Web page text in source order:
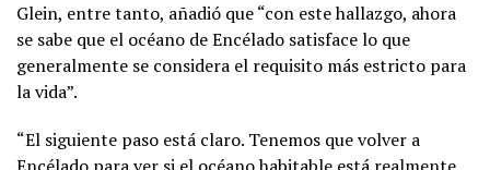
Glein, entre tanto, añadió que “con este hallazgo, ahora
se sabe que el océano de Encélado satisface lo que
generalmente se considera el requisito más estricto para
la vida”.
“El siguiente paso está claro. Tenemos que volver a